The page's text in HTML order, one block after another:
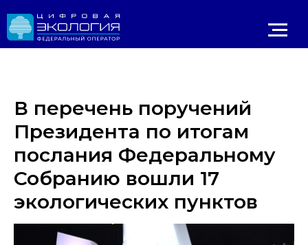
Реестр ОНВОС Реестр лицензий ЛК природопользователя
В перечень поручений
Президента по итогам
послания Федеральному
Собранию вошли 17
экологических пунктов